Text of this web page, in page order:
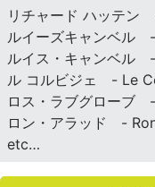
リチャード ハッテ
ルイーズキャンベル
ルイス・キャンベル
ル コルビジェ - Le
ロス・ラブグローブ
ロン・アラッド -
etc…